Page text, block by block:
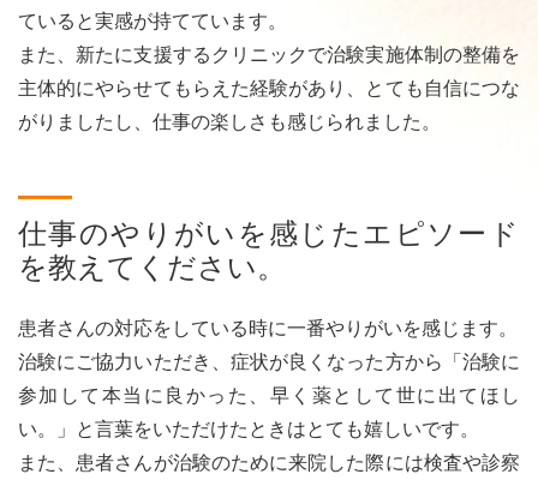
ていると実感が持てています。
また、新たに支援するクリニックで治験実施体制の整備を
主体的にやらせてもらえた経験があり、とても自信につな
がりましたし、仕事の楽しさも感じられました。
仕事のやりがいを感じたエピソード
を教えてください。
患者さんの対応をしている時に一番やりがいを感じます。
治験にご協力いただき、症状が良くなった方から「治験に
参加して本当に良かった、早く薬として世に出てほし
い。」と言葉をいただけたときはとても嬉しいです。
また、患者さんが治験のために来院した際には検査や診察